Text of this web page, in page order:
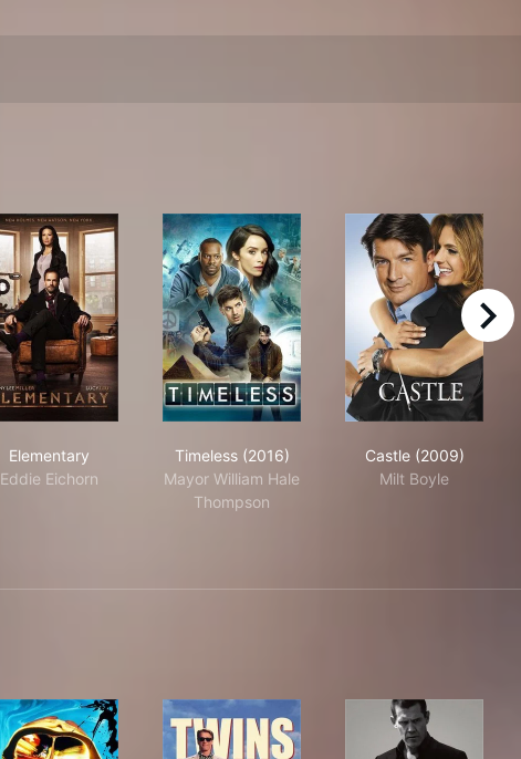
Elementary
Eddie Eichorn
Timeless (2016)
Mayor William Hale
Thompson
Castle (2009)
Milt Boyle
right